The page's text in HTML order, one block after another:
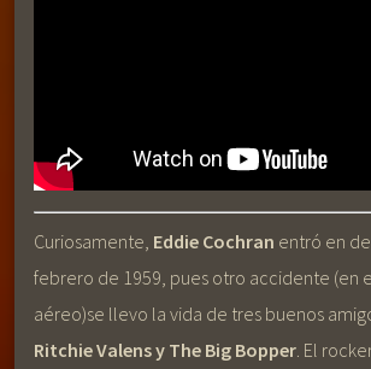
Curiosamente, Eddie Cochran entró en
febrero de 1959, pues otro accidente (en
aéreo)se llevo la vida de tres buenos
Ritchie Valens y The Big Bopper . El